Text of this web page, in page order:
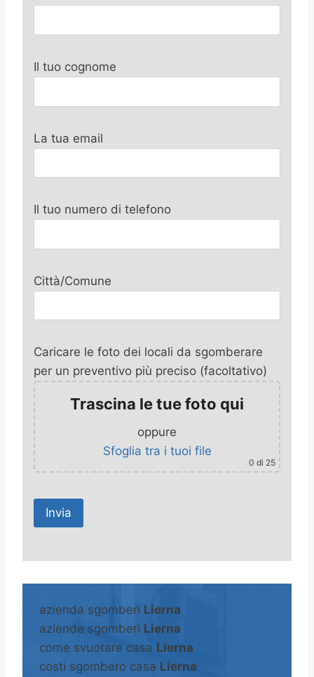
Il tuo cognome
La tua email
Il tuo numero di telefono
Città/Comune
Caricare le foto dei locali da sgomberare
per un preventivo più preciso (facoltativo)
Trascina le tue foto qui
oppure
Sfoglia tra i tuoi file
0 di 25
A
e
n
a
azienda sgomberi Lierna
aziende sgomberi Lierna
come svuotare casa Lierna
costi sgombero casa Lierna